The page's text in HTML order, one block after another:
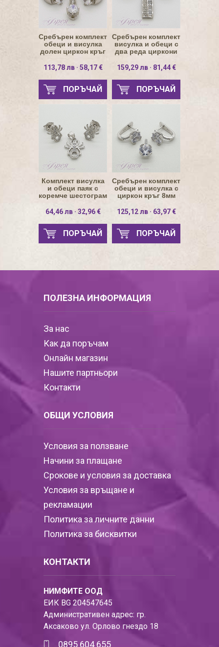
Сребърен комплект
обеци и висулка
долен циркон кръг
113,78 лв · 58,17 €
ПОРЪЧАЙ
Сребърен комплект
висулка и обеци с
два реда циркони
159,29 лв · 81,44 €
ПОРЪЧАЙ
Комплект висулка
и обеци паяк с
коремче шестограм
64,46 лв · 32,96 €
ПОРЪЧАЙ
Сребърен комплект
обеци и висулка с
циркон кръг 8мм
125,12 лв · 63,97 €
ПОРЪЧАЙ
ПОЛЕЗНА ИНФОРМАЦИЯ
За нас
Как да поръчам
Онлайн магазин
Нашите партньори
Контакти
ОБЩИ УСЛОВИЯ
Условия за ползване
Начини за плащане
Срокове и условия за доставка
Условия за връщане и
рекламации
Политика за личните данни
Политика за бисквитки
КОНТАКТИ
НИМФИТЕ ООД
ЕИК BG 204547645
Административен адрес: гр.
Аксаково ул. Орлово гнездо 18
0895 604 655